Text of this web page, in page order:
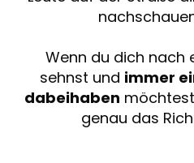
Wenn du dich nach
sehnst und immer
dabeihaben
genau das